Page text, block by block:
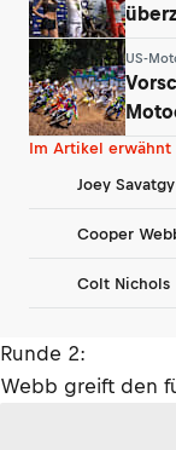
US-
Im Artikel erwähnt
Joey Savatgy
Cooper
Colt Nichols
Runde 2:
Webb greift den